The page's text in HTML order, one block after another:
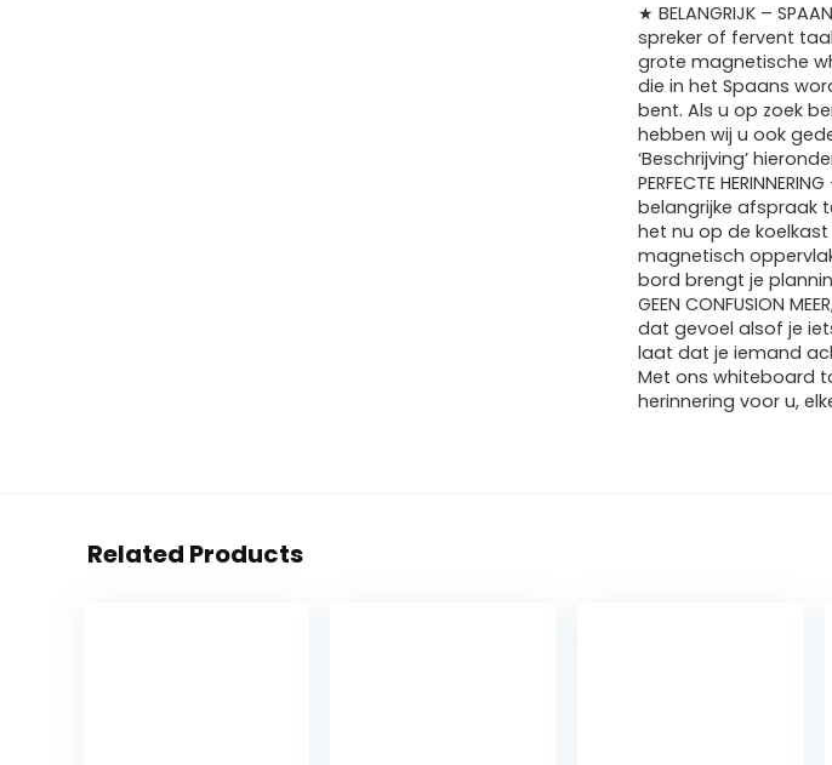
★ BELANGRIJK –
spreker of fervent
grote magnetische
die in het Spaans
bent. Als u op zoek
hebben wij u ook
‘Beschrijving’
PERFECTE
belangrijke afspraak
het nu op de
magnetisch
bord brengt je
GEEN CONFUSION
dat gevoel alsof je
laat dat je iemand
Met ons whiteboard
herinnering voor u,
Related Products